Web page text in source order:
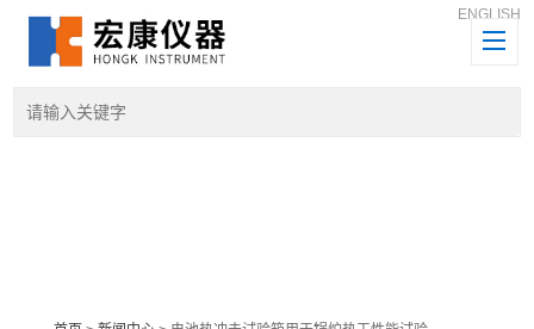
ENGLISH